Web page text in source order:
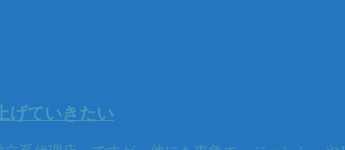
げていきたい